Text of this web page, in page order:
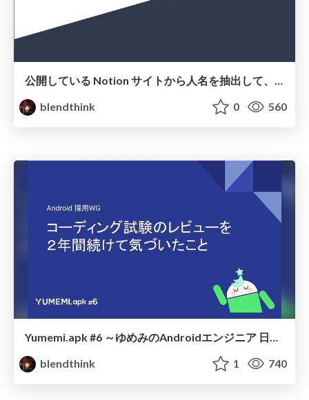
公開している Notion サイトから人名を抽出して、誤って個人情報を記載していないか検出できるようにしてみた
blendthink
0 560
blendthink
1 740